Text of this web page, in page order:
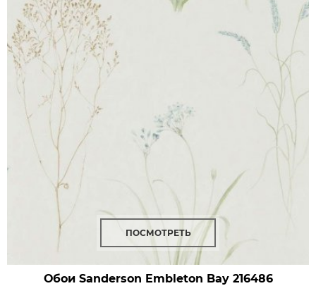
ПОСМОТРЕТЬ
Обои Sanderson Embleton Bay216486